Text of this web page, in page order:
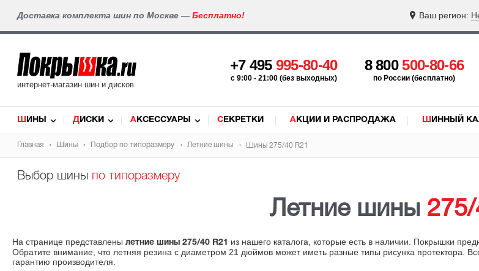
Доставка комплекта шин по Москве — Бесплатно! Ваш регион:
интернет-магазин шин и дисков
+7 495 995-80-40
c 9:00 - 21:00 (без выходных)
8 800500-80-66
по России (бесплатно)
ШИНЫ ДИСКИ АКСЕССУАРЫ СЕКРЕТКИ АКЦИИ И РАСПРОДАЖА ШИННЫЙ
Главная Шины Подбор по типоразмеру Летние шины Шины 275/40 R21
Выбор шины по типоразмеру
Летние шины 275/
На странице представлены летние шины 275/40 R21
из нашего каталога, которые есть в наличии. Покрышки
Обратите внимание, что летняя резина с диаметром 21 дюймов может иметь разные типы рисунка протектора.
гарантию производителя.